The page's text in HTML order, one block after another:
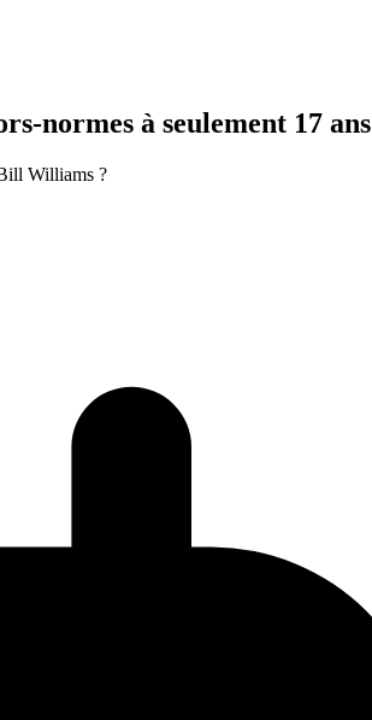
normes à seulement 17 ans
Williams ?